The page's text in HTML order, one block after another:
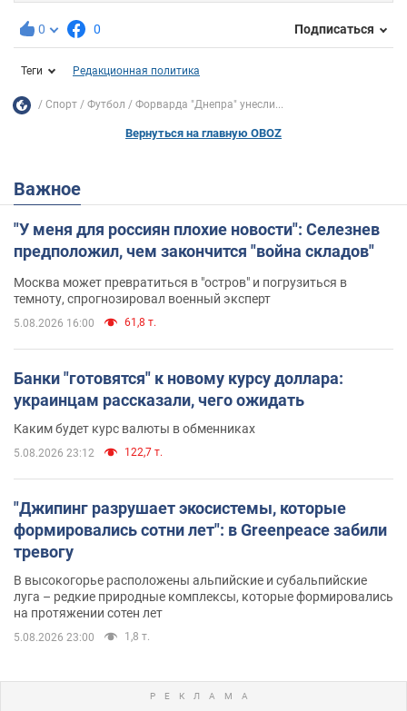
0 0 Подписаться
Теги Редакционная политика
Спорт Футбол Форварда "Днепра" унесли...
Вернуться на главную OBOZ
Важное
"У меня для россиян плохие новости": Селезнев
предположил, чем закончится "война складов"
Москва может превратиться в "остров" и погрузиться в
темноту, спрогнозировал военный эксперт
5.08.2026 16:00 61,8 т.
Банки "готовятся" к новому курсу доллара:
украинцам рассказали, чего ожидать
Каким будет курс валюты в обменниках
5.08.2026 23:12 122,7 т.
"Джипинг разрушает экосистемы, которые
формировались сотни лет": в Greenpeace забили
тревогу
В высокогорье расположены альпийские и субальпийские
луга – редкие природные комплексы, которые формировались
на протяжении сотен лет
5.08.2026 23:00 1,8 т.